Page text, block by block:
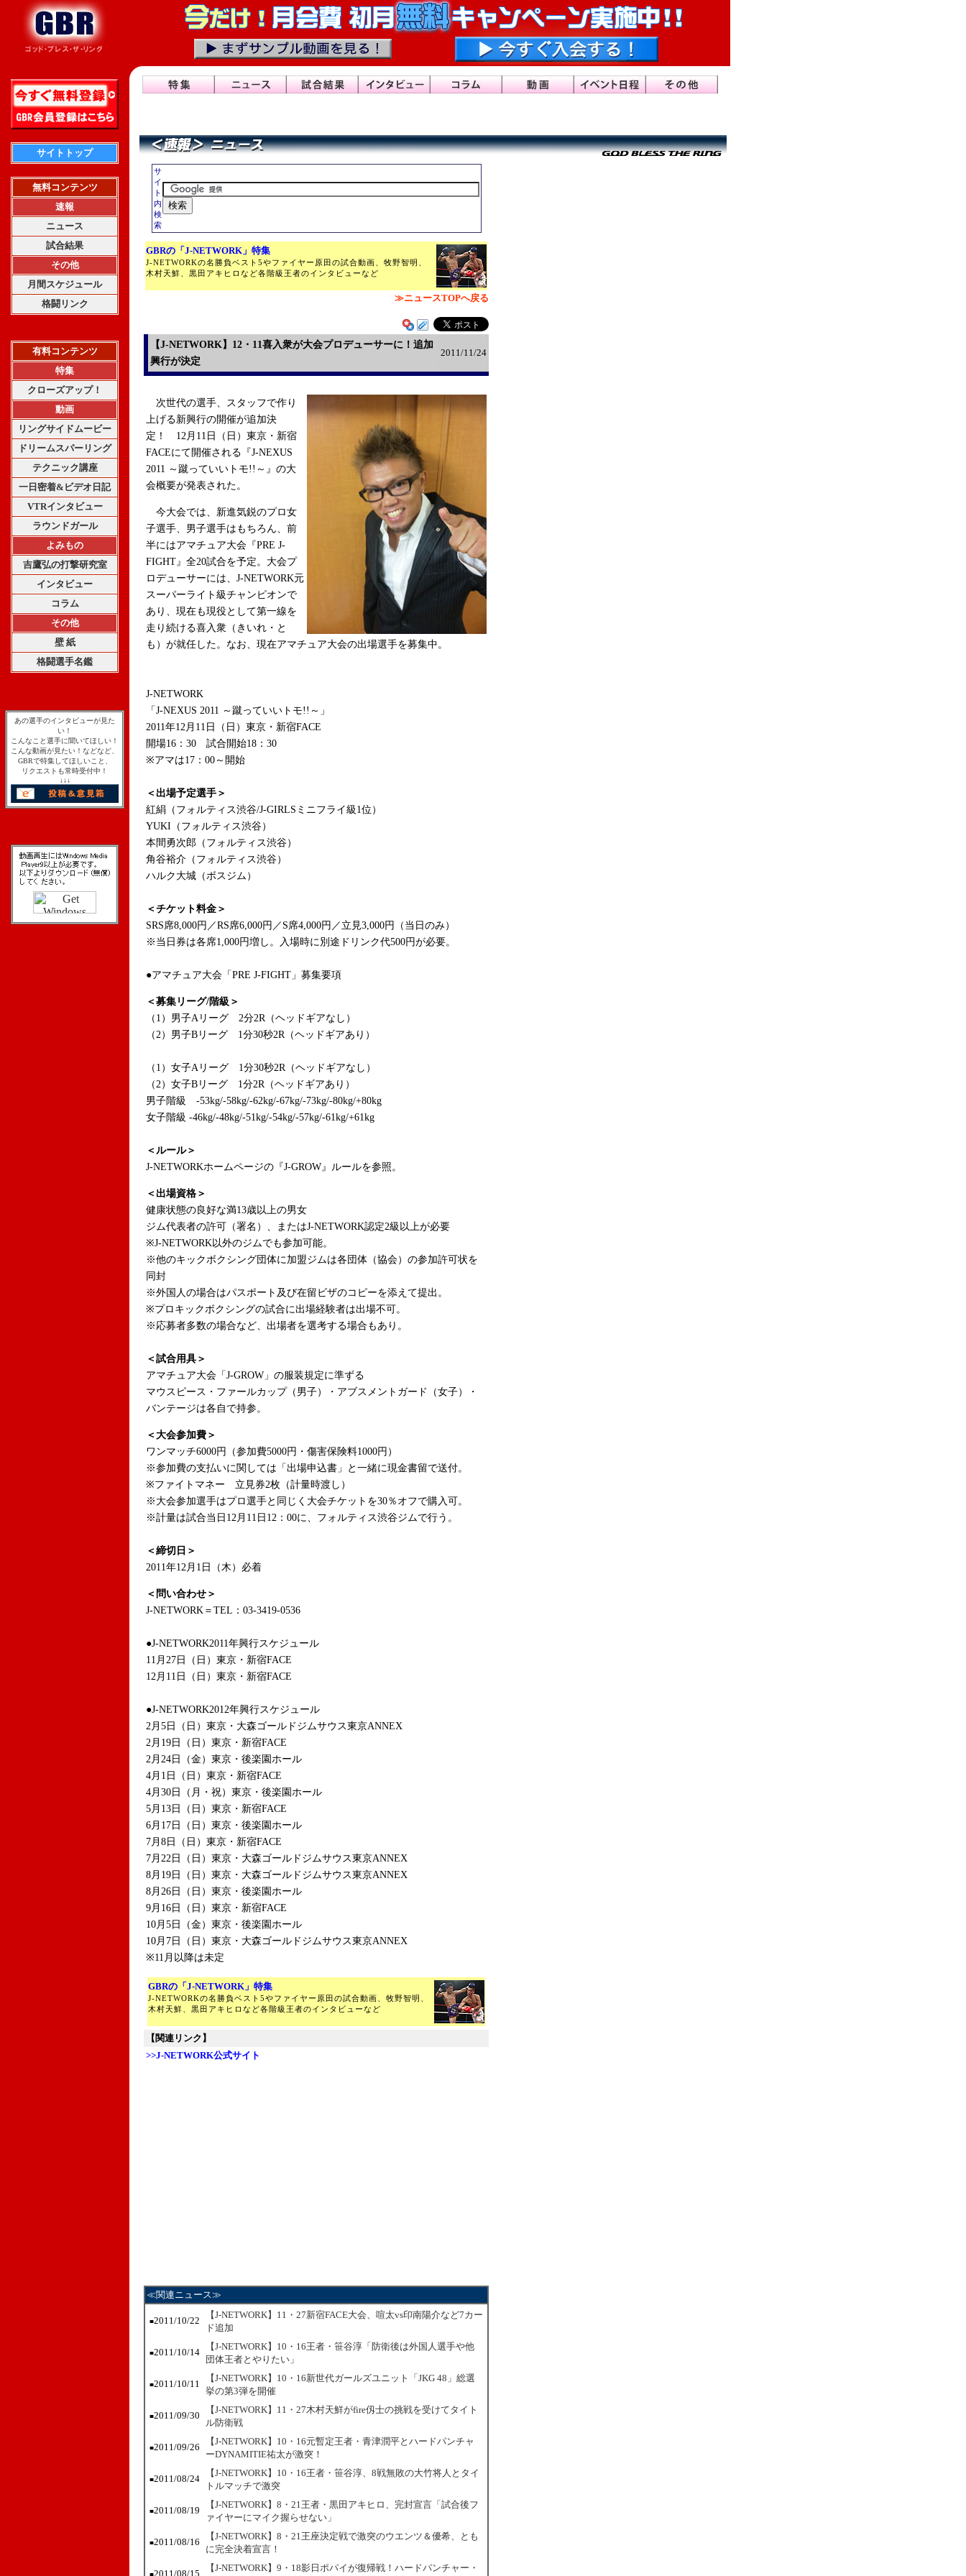
サイトトップ
無料コンテンツ
速報
ニュース
試合結果
その他
月間スケジュール
格闘リンク
有料コンテンツ
特集
クローズアップ！
動画
リングサイドムービー
ドリームスパーリング
テクニック講座
一日密着&ビデオ日記
VTRインタビュー
ラウンドガール
よみもの
吉鷹弘の打撃研究室
インタビュー
コラム
その他
壁 紙
格闘選手名鑑
あの選手のインタビューが見た
い！
こんなこと選手に聞いてほしい！
こんな動画が見たい！などなど、
GBRで特集してほしいこと、
リクエストも常時受付中！
↓↓↓
サ
イ
ト
内
検
索
GBRの「J-NETWORK」特集
J-NETWORKの名勝負ベスト5やファイヤー原田の試合動画、牧野智明、
木村天鮮、黒田アキヒロなど各階級王者のインタビューなど
≫ニュースTOPへ戻る
【J-NETWORK】12・11喜入衆が大会プロデューサーに！追加
興行が決定
2011/11/24
次世代の選手、スタッフで作り
上げる新興行の開催が追加決
定！ 12月11日（日）東京・新宿
FACEにて開催される『J-NEXUS
2011 ～蹴っていいトモ!!～』の大
会概要が発表された。
今大会では、新進気鋭のプロ女
子選手、男子選手はもちろん、前
半にはアマチュア大会『PRE J-
FIGHT』全20試合を予定。大会プ
ロデューサーには、J-NETWORK元
スーパーライト級チャンピオンで
あり、現在も現役として第一線を
走り続ける喜入衆（きいれ・と
も）が就任した。なお、現在アマチュア大会の出場選手を募集中。
J-NETWORK
「J-NEXUS 2011 ～蹴っていいトモ!!～」
2011年12月11日（日）東京・新宿FACE
開場16：30 試合開始18：30
※アマは17：00～開始
＜出場予定選手＞
紅絹（フォルティス渋谷/J-GIRLSミニフライ級1位）
YUKI（フォルティス渋谷）
本間勇次郎（フォルティス渋谷）
角谷裕介（フォルティス渋谷）
ハルク大城（ボスジム）
＜チケット料金＞
SRS席8,000円／RS席6,000円／S席4,000円／立見3,000円（当日のみ）
※当日券は各席1,000円増し。入場時に別途ドリンク代500円が必要。
●アマチュア大会「PRE J-FIGHT」募集要項
＜募集リーグ/階級＞
（1）男子Aリーグ 2分2R（ヘッドギアなし）
（2）男子Bリーグ 1分30秒2R（ヘッドギアあり）
（1）女子Aリーグ 1分30秒2R（ヘッドギアなし）
（2）女子Bリーグ 1分2R（ヘッドギアあり）
男子階級 -53kg/-58kg/-62kg/-67kg/-73kg/-80kg/+80kg
女子階級 -46kg/-48kg/-51kg/-54kg/-57kg/-61kg/+61kg
＜ルール＞
J-NETWORKホームページの『J-GROW』ルールを参照。
＜出場資格＞
健康状態の良好な満13歳以上の男女
ジム代表者の許可（署名）、またはJ-NETWORK認定2級以上が必要
※J-NETWORK以外のジムでも参加可能。
※他のキックボクシング団体に加盟ジムは各団体（協会）の参加許可状を
同封
※外国人の場合はパスポート及び在留ビザのコピーを添えて提出。
※プロキックボクシングの試合に出場経験者は出場不可。
※応募者多数の場合など、出場者を選考する場合もあり。
＜試合用具＞
アマチュア大会「J-GROW」の服装規定に準ずる
マウスピース・ファールカップ（男子）・アブスメントガード（女子）・
バンテージは各自で持参。
＜大会参加費＞
ワンマッチ6000円（参加費5000円・傷害保険料1000円）
※参加費の支払いに関しては「出場申込書」と一緒に現金書留で送付。
※ファイトマネー 立見券2枚（計量時渡し）
※大会参加選手はプロ選手と同じく大会チケットを30％オフで購入可。
※計量は試合当日12月11日12：00に、フォルティス渋谷ジムで行う。
＜締切日＞
2011年12月1日（木）必着
＜問い合わせ＞
J-NETWORK＝TEL：03-3419-0536
●J-NETWORK2011年興行スケジュール
11月27日（日）東京・新宿FACE
12月11日（日）東京・新宿FACE
●J-NETWORK2012年興行スケジュール
2月5日（日）東京・大森ゴールドジムサウス東京ANNEX
2月19日（日）東京・新宿FACE
2月24日（金）東京・後楽園ホール
4月1日（日）東京・新宿FACE
4月30日（月・祝）東京・後楽園ホール
5月13日（日）東京・新宿FACE
6月17日（日）東京・後楽園ホール
7月8日（日）東京・新宿FACE
7月22日（日）東京・大森ゴールドジムサウス東京ANNEX
8月19日（日）東京・大森ゴールドジムサウス東京ANNEX
8月26日（日）東京・後楽園ホール
9月16日（日）東京・新宿FACE
10月5日（金）東京・後楽園ホール
10月7日（日）東京・大森ゴールドジムサウス東京ANNEX
※11月以降は未定
GBRの「J-NETWORK」特集
J-NETWORKの名勝負ベスト5やファイヤー原田の試合動画、牧野智明、
木村天鮮、黒田アキヒロなど各階級王者のインタビューなど
【関連リンク】
>>J-NETWORK公式サイト
≪関連ニュース≫
■2011/10/22
【J-NETWORK】11・27新宿FACE大会、喧太vs印南陽介など7カー
ド追加
■2011/10/14
【J-NETWORK】10・16王者・笹谷淳「防衛後は外国人選手や他
団体王者とやりたい」
■2011/10/11
【J-NETWORK】10・16新世代ガールズユニット「JKG 48」総選
挙の第3弾を開催
■2011/09/30
【J-NETWORK】11・27木村天鮮がfire仭士の挑戦を受けてタイト
ル防衛戦
■2011/09/26
【J-NETWORK】10・16元暫定王者・青津潤平とハードパンチャ
ーDYNAMITIE祐太が激突！
■2011/08/24
【J-NETWORK】10・16王者・笹谷淳、8戦無敗の大竹将人とタイ
トルマッチで激突
■2011/08/19
【J-NETWORK】8・21王者・黒田アキヒロ、完封宣言「試合後フ
ァイヤーにマイク握らせない」
■2011/08/16
【J-NETWORK】8・21王座決定戦で激突のウエンツ＆優希、とも
に完全決着宣言！
■2011/08/15
【J-NETWORK】9・18影日ポパイが復帰戦！ハードパンチャー・